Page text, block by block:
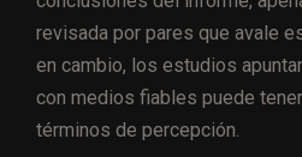
revisada por pares que avale
en cambio, los estudios
con medios fiables puede
términos de percepción.